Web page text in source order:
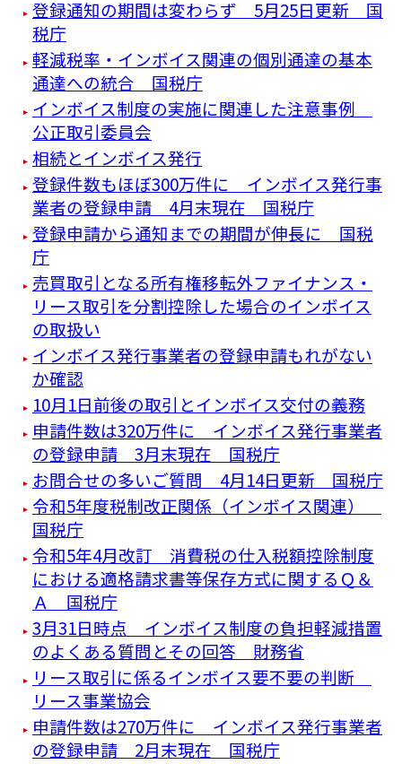
登録通知の期間は変わらず 5月25日更新 国
税庁
軽減税率・インボイス関連の個別通達の基本
通達への統合 国税庁
インボイス制度の実施に関連した注意事例
公正取引委員会
相続とインボイス発行
登録件数もほぼ300万件に インボイス発行事
業者の登録申請 4月末現在 国税庁
登録申請から通知までの期間が伸長に 国税
庁
売買取引となる所有権移転外ファイナンス・
リース取引を分割控除した場合のインボイス
の取扱い
インボイス発行事業者の登録申請もれがない
か確認
10月1日前後の取引とインボイス交付の義務
申請件数は320万件に インボイス発行事業者
の登録申請 3月末現在 国税庁
お問合せの多いご質問 4月14日更新 国税庁
令和5年度税制改正関係（インボイス関連）
国税庁
令和5年4月改訂 消費税の仕入税額控除制度
における適格請求書等保存方式に関するＱ＆
Ａ 国税庁
3月31日時点 インボイス制度の負担軽減措置
のよくある質問とその回答 財務省
リース取引に係るインボイス要不要の判断
リース事業協会
申請件数は270万件に インボイス発行事業者
の登録申請 2月末現在 国税庁